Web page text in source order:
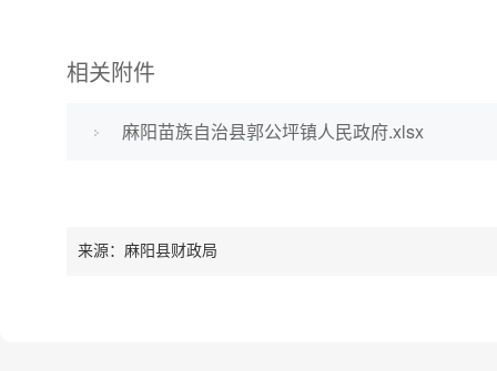
相关附件
麻阳苗族自治县郭公坪镇人民政府.xlsx
来源：麻阳县财政局